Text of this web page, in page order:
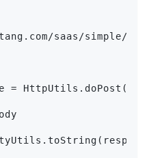
saas/simple/
=